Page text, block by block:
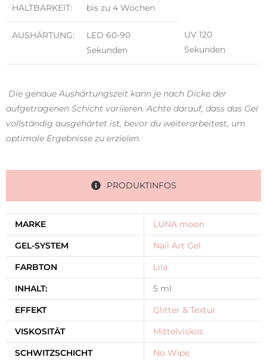
HALTBARKEIT: bis zu 4 Wochen
AUSHÄRTUNG:
LED 60-90
Sekunden
UV 120
Sekunden
Die genaue Aushärtungszeit kann je nach Dicke der
aufgetragenen Schicht variieren. Achte darauf, dass das Gel
vollständig ausgehärtet ist, bevor du weiterarbeitest, um
optimale Ergebnisse zu erzielen.
PRODUKTINFOS
MARKE
LUNA moon
GEL-SYSTEM
Nail Art Gel
FARBTON
Lila
INHALT:
5 ml
EFFEKT
Glitter & Textur
VISKOSITÄT
Mittelviskos
SCHWITZSCHICHT
No Wipe